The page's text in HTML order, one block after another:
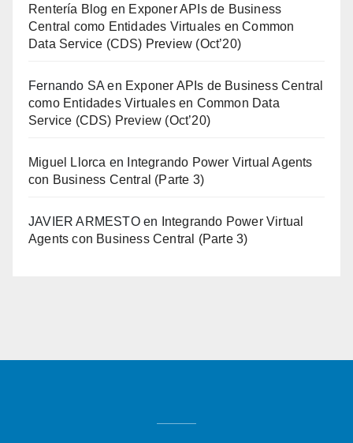
Rentería Blog en Exponer APIs de Business
Central como Entidades Virtuales en Common
Data Service (CDS) Preview (Oct’20)
Fernando SA en Exponer APIs de Business Central
como Entidades Virtuales en Common Data
Service (CDS) Preview (Oct’20)
Miguel Llorca en
Integrando Power Virtual Agents
con Business Central (Parte 3)
JAVIER ARMESTOen
Integrando Power Virtual
Agents con Business Central (Parte 3)